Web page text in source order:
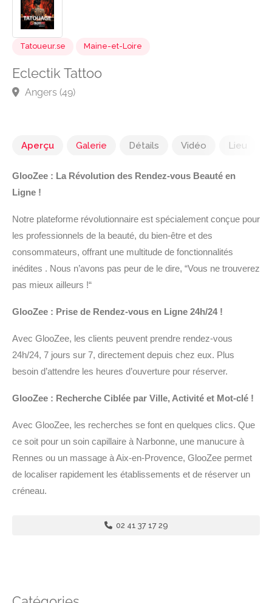
Tatoueur.se Maine-et-Loire
Eclectik Tattoo
Aperçu Galerie Détails Vidéo Lieu
GlooZee : La Révolution des Rendez-vous Beauté en
Ligne !
Notre plateforme révolutionnaire est spécialement conçue pour
les professionnels de la beauté, du bien-être et des
consommateurs, offrant une multitude de fonctionnalités
inédites . Nous n’avons pas peur de le dire, “Vous ne trouverez
pas mieux ailleurs !“
GlooZee : Prise de Rendez-vous en Ligne 24h/24 !
Avec GlooZee, les clients peuvent prendre rendez-vous
24h/24, 7 jours sur 7, directement depuis chez eux. Plus
besoin d’attendre les heures d’ouverture pour réserver.
GlooZee : Recherche Ciblée par Ville, Activité et Mot-clé !
Avec GlooZee, les recherches se font en quelques clics. Que
ce soit pour un soin capillaire à Narbonne, une manucure à
Rennes ou un massage à Aix-en-Provence, GlooZee permet
de localiser rapidement les établissements et de réserver un
créneau.
02 41 37 17 29